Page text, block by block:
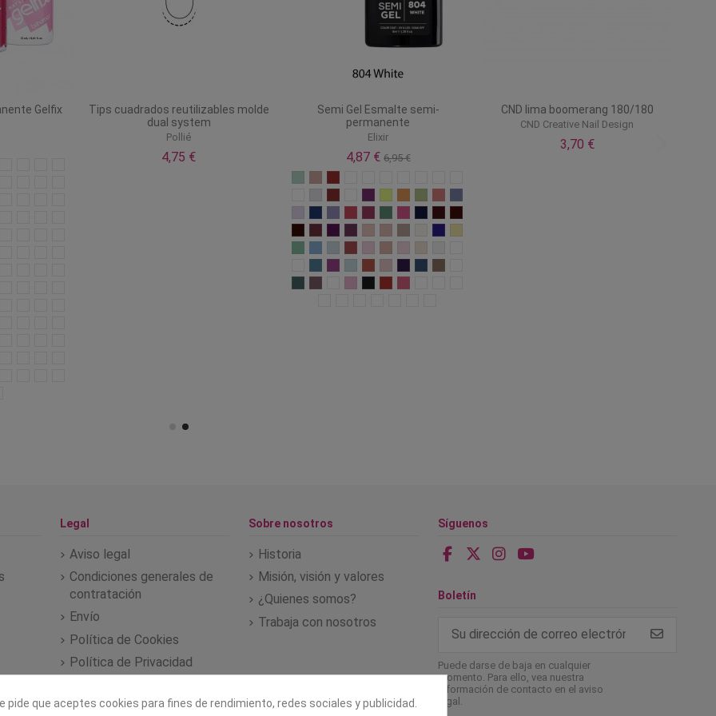
Fresh deshidratador
Creative Nail Design
Lima media luna 100/180 zebra
Esmalte semipermanente Gelfix
Tips cuadrados reutilizables
dual system
Legal
Aviso legal
Condiciones generales de
contratación
Envío
Política de Cookies
Política de Privacidad
Sobre nosotros
Historia
Misión, visión y valores
¿Quienes somos?
Trabaja con nosotros
Síguenos
Boletín
Puede darse de baja en cualquier
momento. Para ello, vea nuestra
información de contacto en el aviso
legal.
pide que aceptes cookies para fines de rendimiento, redes sociales y publicidad.